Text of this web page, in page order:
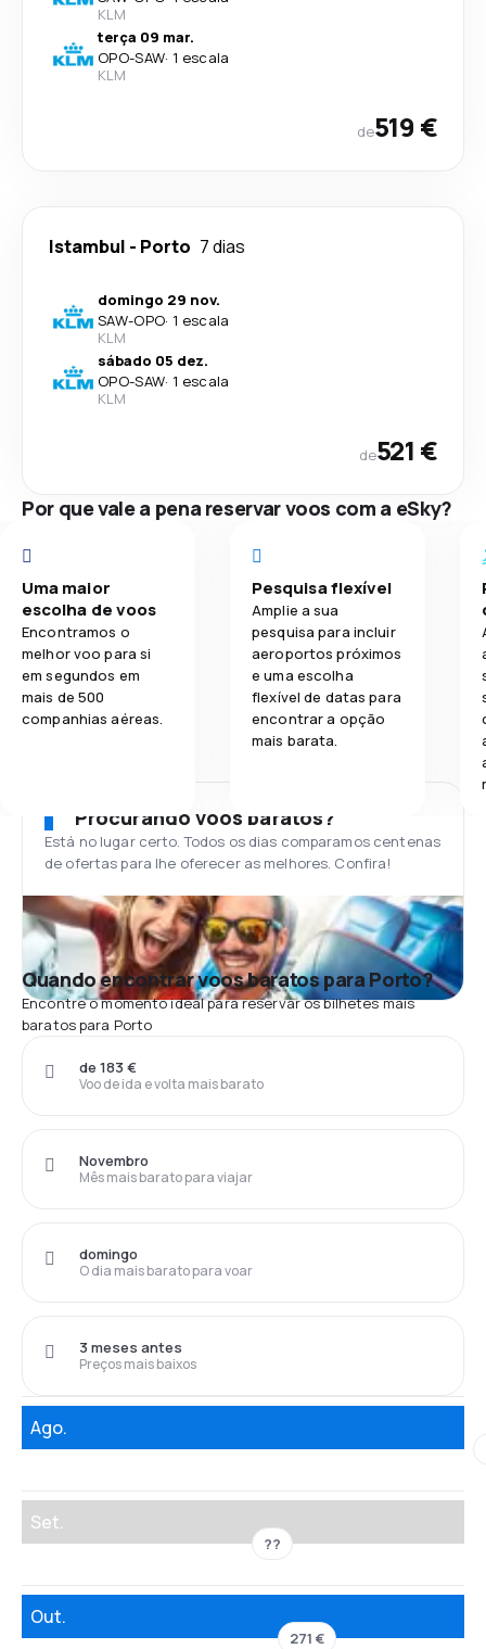
KLM
terça 09 mar.
OPO-SAW· 1 escala
KLM
de519 €
Istambul - Porto 7 dias
domingo 29 nov.
SAW-OPO· 1 escala
KLM
sábado 05 dez.
OPO-SAW· 1 escala
KLM
de521 €
Por que vale a pena reservar voos com a eSky?
Uma maior
escolha de voos
Encontramos o
melhor voo para si
em segundos em
mais de 500
companhias aéreas.
Pesquisa flexível
Amplie a sua
pesquisa para incluir
aeroportos próximos
e uma escolha
flexível de datas para
encontrar a opção
mais barata.
Procurando voos baratos?
Está no lugar certo. Todos os dias comparamos centenas
de ofertas para lhe oferecer as melhores. Confira!
Quando encontrar voos baratos para Porto?
Encontre o momento ideal para reservar os bilhetes mais
baratos para Porto
Voo de ida e volta mais barato
de 183 €
Mês mais barato para viajar
Novembro
O dia mais barato para voar
domingo
Preços mais baixos
3 meses antes
Ago.
Set.
??
Out.
271 €